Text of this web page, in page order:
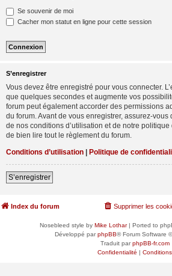
Se souvenir de moi
Cacher mon statut en ligne pour cette session
S’enregistrer
Vous devez être enregistré pour vous connecter.
que quelques secondes et augmente vos
forum peut également accorder des permissions
du forum. Avant de vous enregistrer, assurez-vous
de nos conditions d’utilisation et de notre
de bien lire tout le règlement du forum.
Conditions d’utilisation | Politique de
S’enregistrer
Index du forum Supprimer les
Nosebleed style by Mike Lothar| Ported to
Développé parphpBB® Forum Software
Traduit parphpBB-fr.com
Confidentialité | Conditions